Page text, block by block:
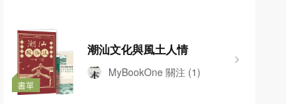
書單
潮汕文化與風土人情
MyBookOne 關注 (1)